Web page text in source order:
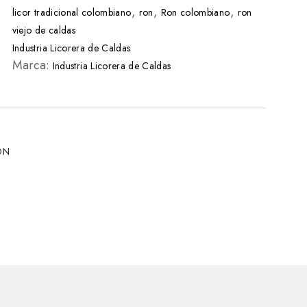
licor tradicional colombiano, ron, Ron colombiano, ron
viejo de caldas
Industria Licorera de Caldas
Marca: Industria Licorera de Caldas